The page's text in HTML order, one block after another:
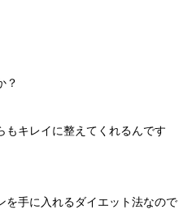
？
もキレイに整えてくれるんです
を手に入れるダイエット法なので